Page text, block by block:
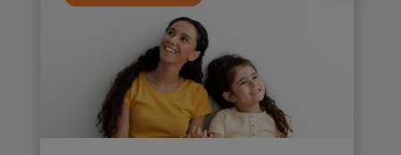
Sensatieve methodiek
Groene zorg
Stichting Sensa